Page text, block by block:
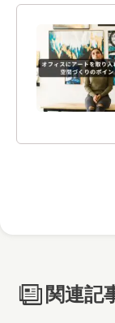
関連記